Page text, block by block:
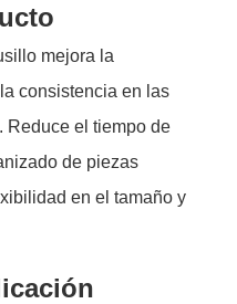
mejora la
consistencia en las
Reduce el tiempo de
de piezas
en el tamaño y